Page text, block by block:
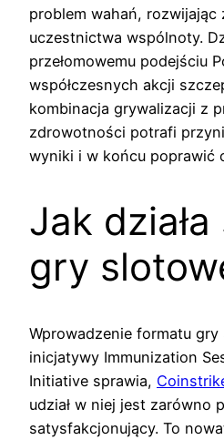
problem wahań, rozwijając
uczestnictwa wspólnoty.
przełomowemu podejściu
współczesnych akcji
kombinacja grywalizacji z
zdrowotności potrafi
wyniki i w końcu poprawić
Jak
gry
Wprowadzenie formatu
inicjatywy Immunization
Initiative sprawia,
udział w niej jest zarówno
satysfakcjonujący. To